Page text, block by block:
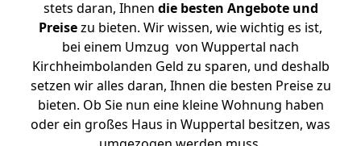
stets daran, Ihnen die besten Angebote und
Preisezu bieten. Wir wissen, wie wichtig es ist,
bei einem Umzug von Wuppertal nach
Kirchheimbolanden Geld zu sparen, und deshalb
setzen wir alles daran, Ihnen die besten Preise zu
bieten. Ob Sie nun eine kleine Wohnung haben
oder ein großes Haus in Wuppertal besitzen, was